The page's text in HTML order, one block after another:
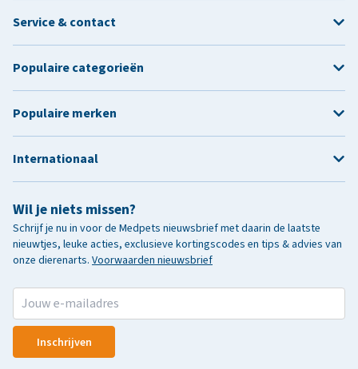
Wil je niets missen?
Schrijf je nu in voor de Medpets nieuwsbrief met daarin de laatste
nieuwtjes, leuke acties, exclusieve kortingscodes en tips & advies van
onze dierenarts. Voorwaarden nieuwsbrief
Inschrijven
Service & contact
Populaire categorieën
Populaire merken
Internationaal